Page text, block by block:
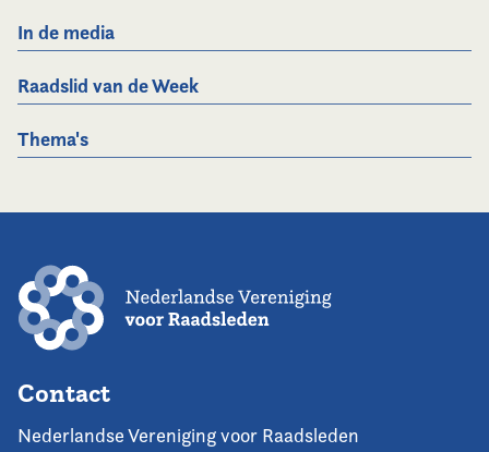
In de media
Raadslid van de Week
Thema's
Contact
Nederlandse Vereniging voor Raadsleden